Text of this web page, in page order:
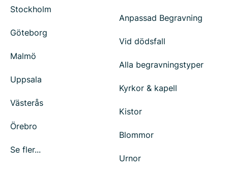
Stockholm
Göteborg
Malmö
Uppsala
Västerås
Örebro
Se fler...
Anpassad Begravning
Vid dödsfall
Alla begravningstyper
Kyrkor & kapell
Kistor
Blommor
Urnor